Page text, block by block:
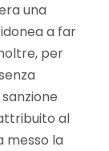
una
a far
per
al
messo la